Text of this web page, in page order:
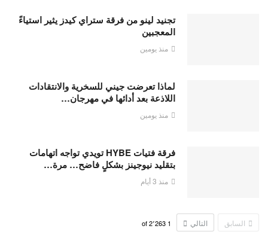
تجنيد لينو من فرقة ستراي كيدز يثير استياءً
المعجبين
منذ يومين
لماذا تعرضت جيني للسخرية والانتقادات
اللاذعة بعد أدائها في مهرجان…
منذ يومين
فرقة فتيات HYBE تويدي تواجه اتهامات
بتقليد نيوجينز بشكلٍ فاضح… مرة…
منذ 3 أيام
السابق التالي 1 2٬263